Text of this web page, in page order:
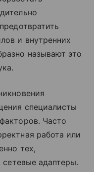
и внутренних
называют это
специалисты
Часто
работа или
тех,
сетевые адаптеры.